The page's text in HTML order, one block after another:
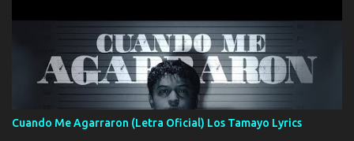
coronamos Se jala los marciales Y sus guitarras ya van sonando
Un gallardo me prendo Para agarrar el vuelo y la mente y
tranquilizando Tomense un buen trago Y así es como empezamos
los versos que voy cantando (Music) A vido alta y bajas La carreta
se atora Pero nunca le aflojamos Ya me han pasado cosas Y
aunque ustedes no sepan Pero la vida es muy corta Hay que
echarle chingazos Y seguir trabajando porque nada es...
Cuando Me Agarraron (Letra Oficial) Los Tamayo Lyrics